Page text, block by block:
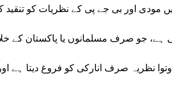
اور بی جے پی کے نظریات کو تنقید کا
ہے، جو صرف مسلمانوں یا پاکستان کے
نظریہ صرف انارکی کو فروغ دیتا